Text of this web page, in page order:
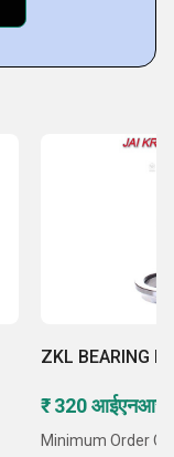
ZKL BEARING
₹ 320 आईएनआर
Minimum Order